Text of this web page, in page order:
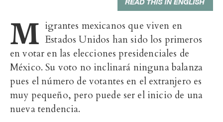
M igrantes mexicanos que viven en
Estados Unidos han sido los primeros
en votar en las elecciones presidenciales de
México. Su voto no inclinará ninguna balanza
pues el número de votantes en el extranjero es
muy pequeño, pero puede ser el inicio de una
nueva tendencia.